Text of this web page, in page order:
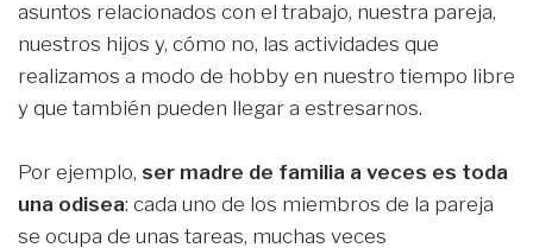
asuntos relacionados con el trabajo, nuestra pareja,
nuestros hijos y, cómo no, las actividades que
realizamos a modo de hobby en nuestro tiempo libre
y que también pueden llegar a estresarnos.
Por ejemplo, ser madre de familia a veces es toda
una odisea: cada uno de los miembros de la pareja
se ocupa de unas tareas, muchas veces